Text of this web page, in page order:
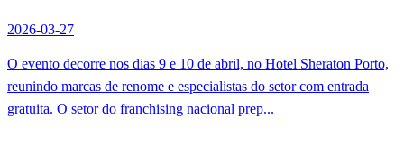
2026-03-27
O evento decorre nos dias 9 e 10 de abril, no Hotel Sheraton Porto,
reunindo marcas de renome e especialistas do setor com entrada
gratuita. O setor do franchising nacional prep...